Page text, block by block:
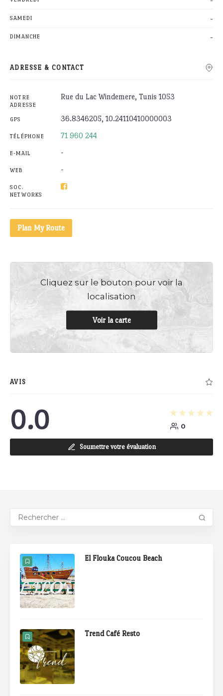
SAMEDI -
DIMANCHE -
ADRESSE & CONTACT
NOTRE
ADRESSE
Rue du Lac Windemere, Tunis 1053
GPS 36.8346205, 10.24110410000003
TÉLÉPHONE 71 960 244
E-MAIL -
WEB -
SOC.
NETWORKS
Plan My Route
Cliquez sur le bouton pour voir la
localisation
Voir la carte
AVIS
0.0 0
Soumettre votre évaluation
El Flouka Coucou Beach
Trend Café Resto